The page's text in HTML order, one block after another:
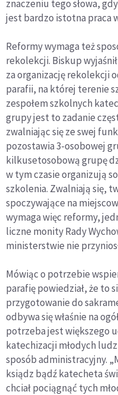
znaczeniu tego słowa,
jest bardzo istotna praca
Reformy wymaga też
rekolekcji. Biskup
za organizację rekolekcji
parafii, na której terenie
zespołem szkolnych
grupy jest to zadanie
zwalniając się ze swej
pozostawia 3-osobowej
kilkusetosobową grupę
w tym czasie organizują
szkolenia. Zwalniają się,
spoczywające na
wymaga więc reformy,
liczne monity Rady
ministerstwie nie
Mówiąc o potrzebie
parafię powiedział, że to
przygotowanie do
odbywa się właśnie na
potrzeba jest większego
katechizacji młodych
sposób administracyjny.
ksiądz bądź katecheta
chciał pociągnąć tych